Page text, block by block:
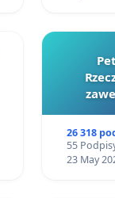
26 318
55
23 May